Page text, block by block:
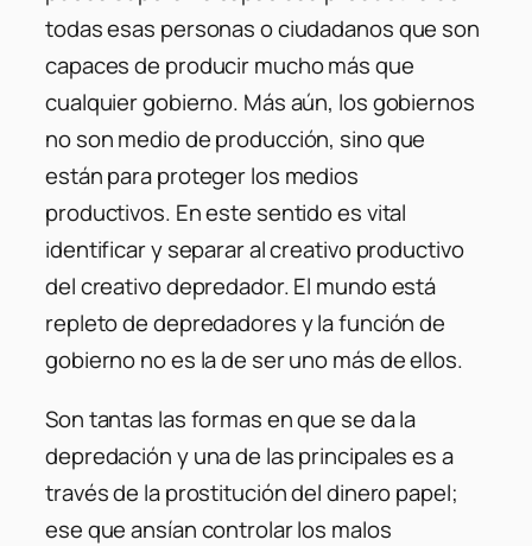
todas esas personas o ciudadanos que son
capaces de producir mucho más que
cualquier gobierno. Más aún, los gobiernos
no son medio de producción, sino que
están para proteger los medios
productivos. En este sentido es vital
identificar y separar al creativo productivo
del creativo depredador. El mundo está
repleto de depredadores y la función de
gobierno no es la de ser uno más de ellos.
Son tantas las formas en que se da la
depredación y una de las principales es a
través de la prostitución del dinero papel;
ese que ansían controlar los malos